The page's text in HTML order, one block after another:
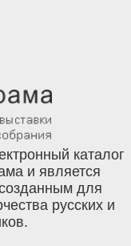
каталог
и является
для
русских и